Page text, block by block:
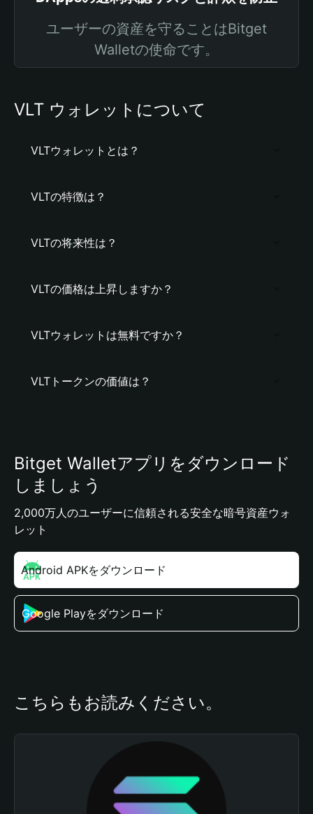
ユーザーの資産を守ることはBitget
Walletの使命です。
VLT ウォレットについて
VLTウォレットとは？
VLTの特徴は？
VLTの将来性は？
VLTの価格は上昇しますか？
VLTウォレットは無料ですか？
VLTトークンの価値は？
Bitget Walletアプリをダウンロード
しましょう
2,000万人のユーザーに信頼される安全な暗号資産ウォ
レット
Android APKをダウンロード
Google Playをダウンロード
こちらもお読みください。